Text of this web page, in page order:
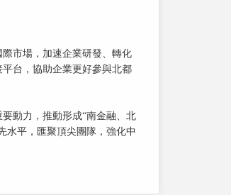
市場，加速企業研發、轉化
台，協助企業更好參與北都
動力，推動形成“南金融、北
水平，匯聚頂尖團隊，強化中